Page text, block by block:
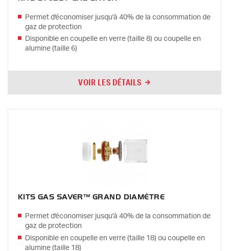
Permet d'économiser jusqu'à 40% de la consommation de
gaz de protection
Disponible en coupelle en verre (taille 8) ou coupelle en
alumine (taille 6)
VOIR LES DÉTAILS
KITS GAS SAVER™ GRAND DIAMÈTRE
Permet d'économiser jusqu'à 40% de la consommation de
gaz de protection
Disponible en coupelle en verre (taille 18) ou coupelle en
alumine (taille 18)